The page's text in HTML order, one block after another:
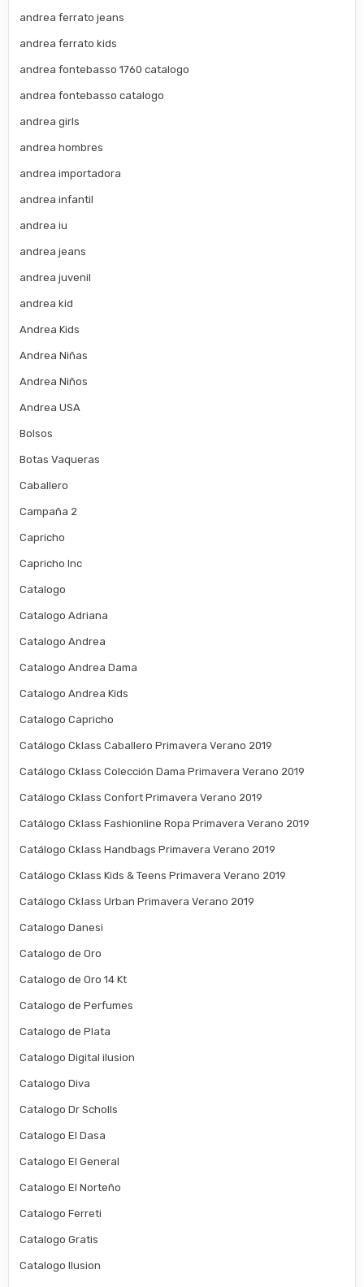
andrea ferrato jeans
andrea ferrato kids
andrea fontebasso 1760 catalogo
andrea fontebasso catalogo
andrea girls
andrea hombres
andrea importadora
andrea infantil
andrea iu
andrea jeans
andrea juvenil
andrea kid
Andrea Kids
Andrea Niñas
Andrea Niños
Andrea USA
Bolsos
Botas Vaqueras
Caballero
Campaña 2
Capricho
Capricho Inc
Catalogo
Catalogo Adriana
Catalogo Andrea
Catalogo Andrea Dama
Catalogo Andrea Kids
Catalogo Capricho
Catálogo Cklass Caballero Primavera Verano 2019
Catálogo Cklass Colección Dama Primavera Verano 2019
Catálogo Cklass Confort Primavera Verano 2019
Catálogo Cklass Fashionline Ropa Primavera Verano 2019
Catálogo Cklass Handbags Primavera Verano 2019
Catálogo Cklass Kids & Teens Primavera Verano 2019
Catálogo Cklass Urban Primavera Verano 2019
Catalogo Danesi
Catalogo de Oro
Catalogo de Oro 14 Kt
Catalogo de Perfumes
Catalogo de Plata
Catalogo Digital ilusion
Catalogo Diva
Catalogo Dr Scholls
Catalogo El Dasa
Catalogo El General
Catalogo El Norteño
Catalogo Ferreti
Catalogo Gratis
Catalogo Ilusion